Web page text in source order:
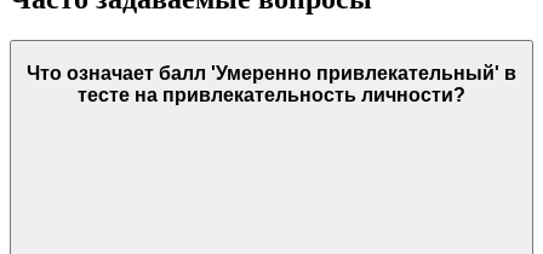
Что означает балл 'Умеренно привлекательный' в
тесте на привлекательность личности?